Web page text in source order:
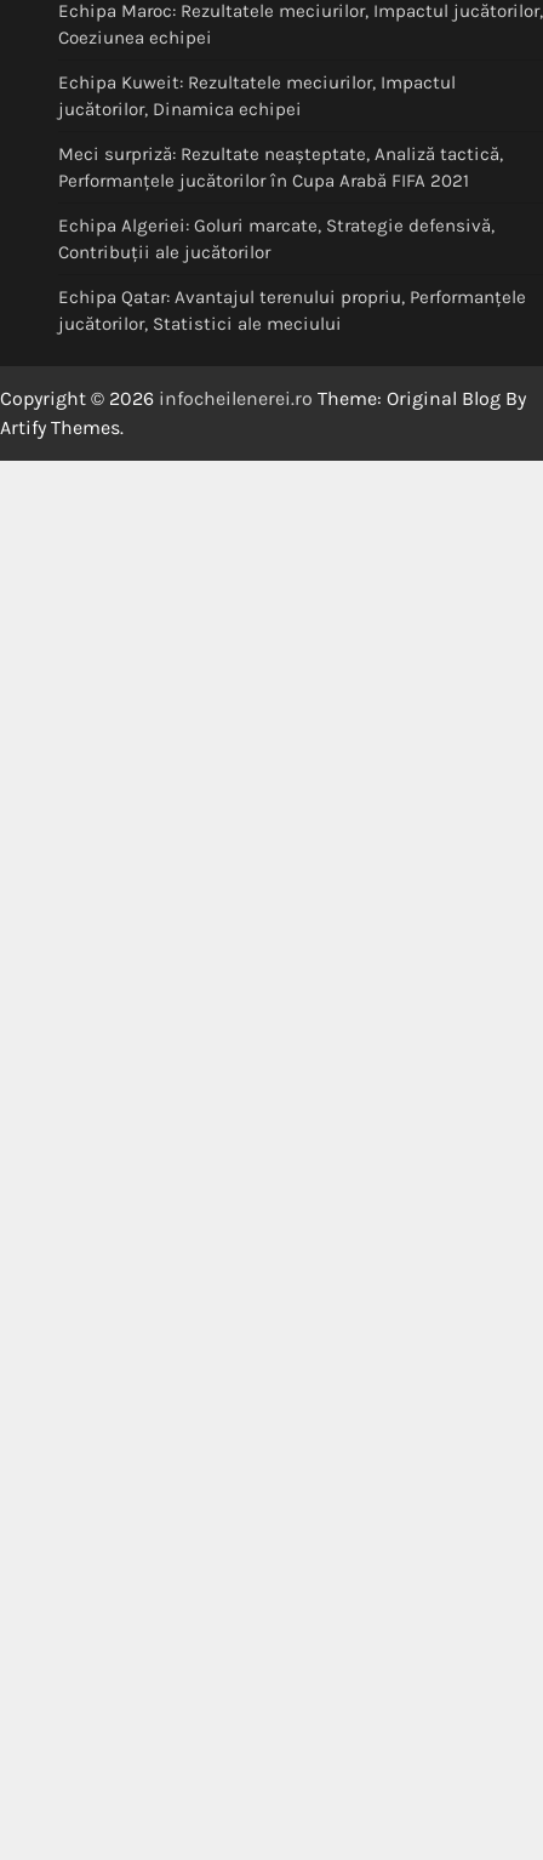
Echipa Maroc: Rezultatele meciurilor, Impactul jucătorilor,
Coeziunea echipei
Echipa Kuweit: Rezultatele meciurilor, Impactul
jucătorilor, Dinamica echipei
Meci surpriză: Rezultate neașteptate, Analiză tactică,
Performanțele jucătorilor în Cupa Arabă FIFA 2021
Echipa Algeriei: Goluri marcate, Strategie defensivă,
Contribuții ale jucătorilor
Echipa Qatar: Avantajul terenului propriu, Performanțele
jucătorilor, Statistici ale meciului
Copyright © 2026 infocheilenerei.ro Theme: Original Blog By
Artify Themes.